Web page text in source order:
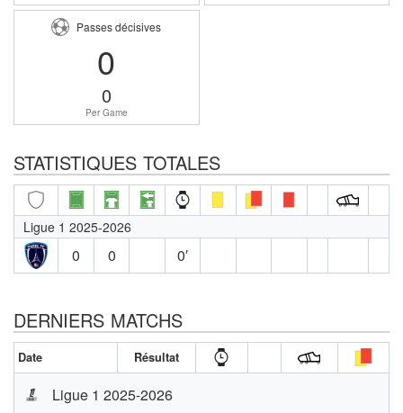
Passes décisives
0
0
Per Game
STATISTIQUES TOTALES
Ligue 1 2025-2026
0 0 0′
DERNIERS MATCHS
Date Résultat
Ligue 1 2025-2026